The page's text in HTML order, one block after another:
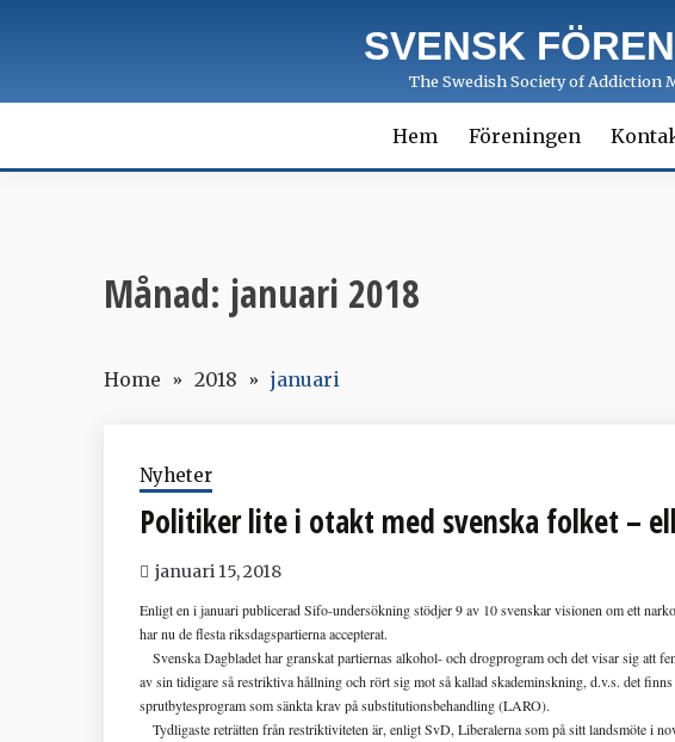
SVENSK
The Swedish Society of Addiction
Hem Föreningen
Månad: januari 2018
Home 2018 januari
Nyheter
Politiker lite i otakt med svenska folket –
januari 15, 2018
Enligt en i januari publicerad Sifo-undersökning stödjer 9 av 10 svenskar visionen om ett
har nu de flesta riksdagspartierna accepterat.
Svenska Dagbladet har granskat partiernas alkohol- och drogprogram och det visar sig att
av sin tidigare så restriktiva hållning och rört sig mot så kallad skademinskning, d.v.s. det
sprutbytesprogram som sänkta krav på substitutionsbehandling (LARO).
Tydligaste reträtten från restriktiviteten är, enligt SvD, Liberalerna som på sitt landsmöte i